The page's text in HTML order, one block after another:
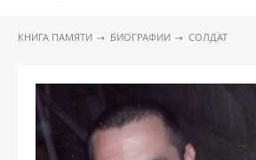
КНИГА ПАМЯТИ БИОГРАФИИ СОЛДАТ